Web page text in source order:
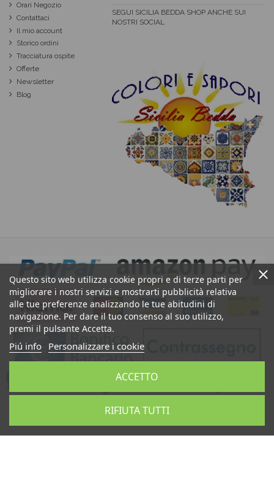
Questo sito web utilizza cookie propri e di terze parti per
migliorare i nostri servizi e mostrarti pubblicità relativa
alle tue preferenze analizzando le tue abitudini di
navigazione. Per dare il tuo consenso al suo utilizzo,
premi il pulsante Accetta.
Piú info Personalizzare i cookie
RIFIUTA TUTTI
ACCETTO
Orari Negozio
Contattaci
Il mio account
Storico ordini
Tracciatura ospite
Offerte
Newsletter
Blog
SEGUI SICILIA BEDDA SHOP ANCHE SUI
NOSTRI SOCIAL
Siciliana, Artigianato Siciliano, Prodotti Tipici Siciliani,